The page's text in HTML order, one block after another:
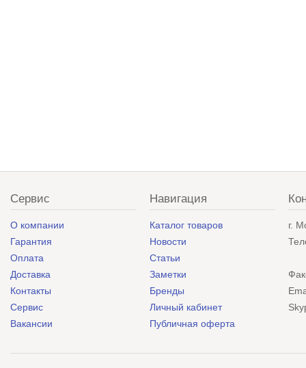
Сервис
О компании
Гарантия
Оплата
Доставка
Контакты
Сервис
Вакансии
Навигация
Каталог товаров
Новости
Статьи
Заметки
Бренды
Личный кабинет
Публичная оферта
г.